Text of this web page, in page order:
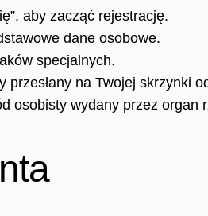
aby zacząć rejestrację.
dane osobowe.
specjalnych.
na Twojej skrzynki
osobisty wydany przez organ